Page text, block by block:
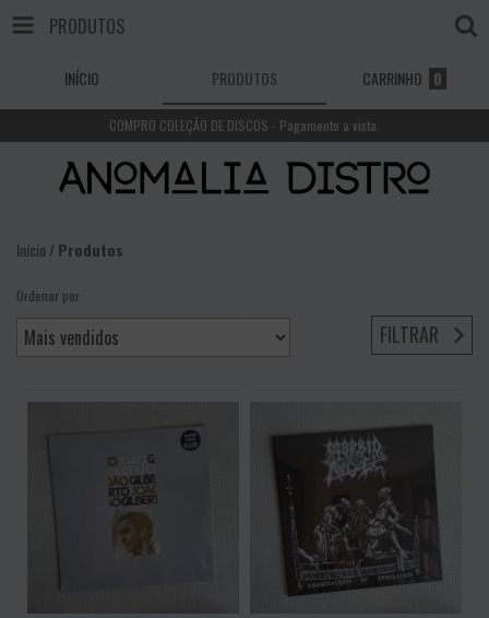
PRODUTOS
INÍCIO PRODUTOS CARRINHO 0
COMPRO COLEÇÃO DE DISCOS - Pagamento a vista.
Início /Produtos
Ordenar por
FILTRAR